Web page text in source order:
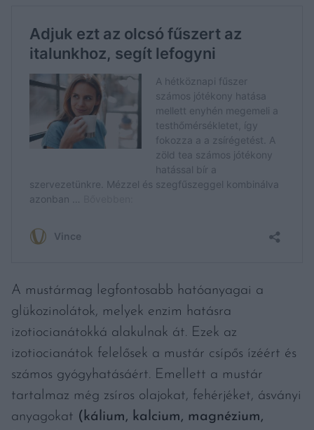
A mustármag legfontosabb hatóanyagai a
glükozinolátok, melyek enzim hatásra
izotiocianátokká alakulnak át. Ezek az
izotiocianátok felelősek a mustár csípős ízéért és
számos gyógyhatásáért. Emellett a mustár
tartalmaz még zsíros olajokat, fehérjéket, ásványi
anyagokat (kálium, kalcium, magnézium,